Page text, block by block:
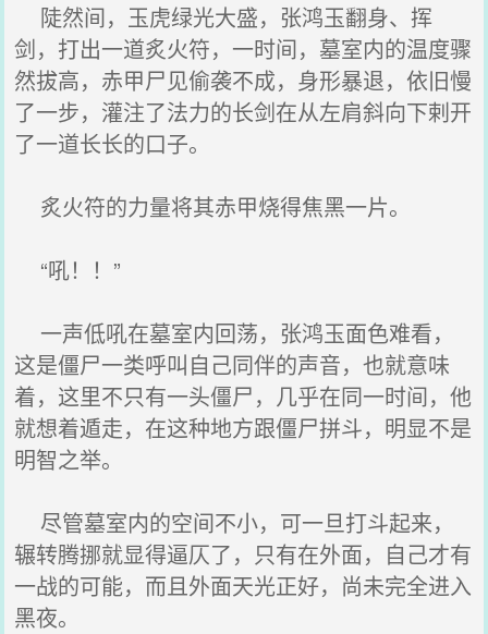
陡然间，玉虎绿光大盛，张鸿玉翻身、挥
剑，打出一道炙火符，一时间，墓室内的温度骤
然拔高，赤甲尸见偷袭不成，身形暴退，依旧慢
了一步，灌注了法力的长剑在从左肩斜向下剌开
了一道长长的口子。
炙火符的力量将其赤甲烧得焦黑一片。
“吼！！”
一声低吼在墓室内回荡，张鸿玉面色难看，
这是僵尸一类呼叫自己同伴的声音，也就意味
着，这里不只有一头僵尸，几乎在同一时间，他
就想着遁走，在这种地方跟僵尸拼斗，明显不是
明智之举。
尽管墓室内的空间不小，可一旦打斗起来，
辗转腾挪就显得逼仄了，只有在外面，自己才有
一战的可能，而且外面天光正好，尚未完全进入
黑夜。